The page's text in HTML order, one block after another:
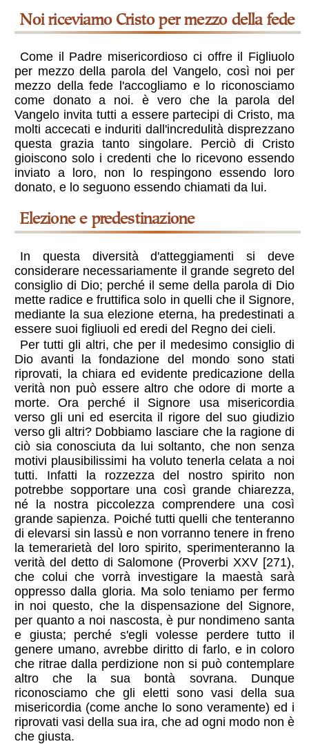
Noi riceviamo Cristo per mezzo della fede
Come il Padre misericordioso ci offre il Figliuolo
per mezzo della parola del Vangelo, così noi per
mezzo della fede l'accogliamo e lo riconosciamo
come donato a noi. è vero che la parola del
Vangelo invita tutti a essere partecipi di Cristo, ma
molti accecati e induriti dall'incredulità disprezzano
questa grazia tanto singolare. Perciò di Cristo
gioiscono solo i credenti che lo ricevono essendo
inviato a loro, non lo respingono essendo loro
donato, e lo seguono essendo chiamati da lui.
Elezione e predestinazione
In questa diversità d'atteggiamenti si deve
considerare necessariamente il grande segreto del
consiglio di Dio; perché il seme della parola di Dio
mette radice e fruttifica solo in quelli che il Signore,
mediante la sua elezione eterna, ha predestinati a
essere suoi figliuoli ed eredi del Regno dei cieli.
Per tutti gli altri, che per il medesimo consiglio di
Dio avanti la fondazione del mondo sono stati
riprovati, la chiara ed evidente predicazione della
verità non può essere altro che odore di morte a
morte. Ora perché il Signore usa misericordia
verso gli uni ed esercita il rigore del suo giudizio
verso gli altri? Dobbiamo lasciare che la ragione di
ciò sia conosciuta da lui soltanto, che non senza
motivi plausibilissimi ha voluto tenerla celata a noi
tutti. Infatti la rozzezza del nostro spirito non
potrebbe sopportare una così grande chiarezza,
né la nostra piccolezza comprendere una così
grande sapienza. Poiché tutti quelli che tenteranno
di elevarsi sin lassù e non vorranno tenere in freno
la temerarietà del loro spirito, sperimenteranno la
verità del detto di Salomone (Proverbi XXV [271),
che colui che vorrà investigare la maestà sarà
oppresso dalla gloria. Ma solo teniamo per fermo
in noi questo, che la dispensazione del Signore,
per quanto a noi nascosta, è pur nondimeno santa
e giusta; perché s'egli volesse perdere tutto il
genere umano, avrebbe diritto di farlo, e in coloro
che ritrae dalla perdizione non si può contemplare
altro che la sua bontà sovrana. Dunque
riconosciamo che gli eletti sono vasi della sua
misericordia (come anche lo sono veramente) ed i
riprovati vasi della sua ira, che ad ogni modo non è
che giusta.